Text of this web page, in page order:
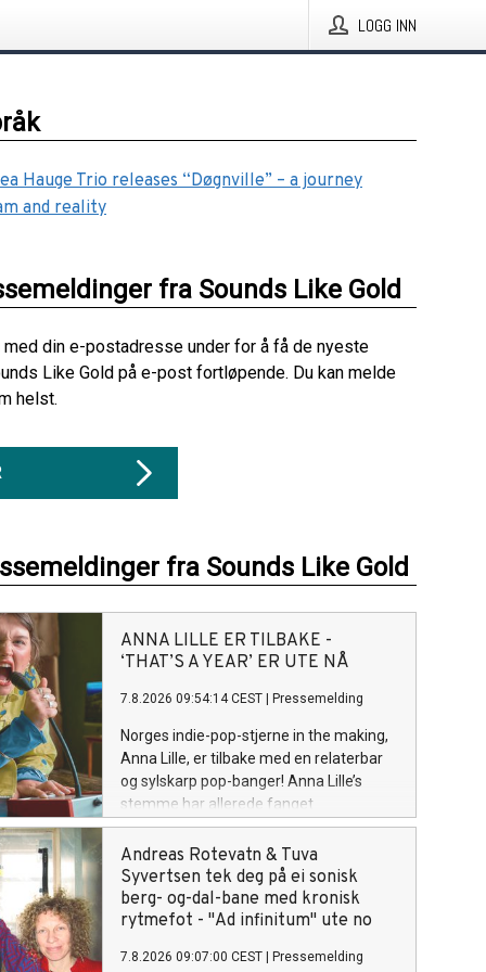
LOGG INN
Hauge Trio releases “Døgnville” – a journey
and reality
fra Sounds Like Gold
din e-postadresse under for å få de nyeste
Like Gold på e-post fortløpende. Du kan melde
helst.
fra Sounds Like Gold
ANNA LILLE ER TILBAKE -
‘THAT’S A YEAR’ ER UTE NÅ
7.8.2026 09:54:14 CEST Pressemelding
Norges indie-pop-stjerne in the making,
Anna Lille, er tilbake med en relaterbar
og sylskarp pop-banger! Anna Lille’s
stemme har allerede fanget
oppmerksomheten til globale
superstjerner som Justin Bieber og Billie
Eilish på nett. Og nå på sin nye singel
«That's a Year», synger hun om den
spesifikke følelsen av å gå ut av et
bortkastet tid, men så å gradvis
Andreas Rotevatn & Tuva
Syvertsen tek deg på ei sonisk
berg- og-dal-bane med kronisk
rytmefot - "Ad infinitum" ute no
7.8.2026 09:07:00 CEST Pressemelding